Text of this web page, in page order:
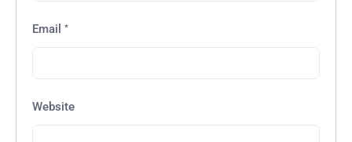
Email *
Website